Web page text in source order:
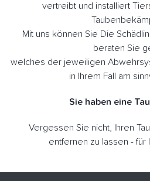
vertreibt und installiert
Mit uns können Sie Die
beraten Sie
welches der jeweiligen
in Ihrem Fall am
Sie haben eine
Vergessen Sie nicht, Ihren
entfernen zu lassen - für